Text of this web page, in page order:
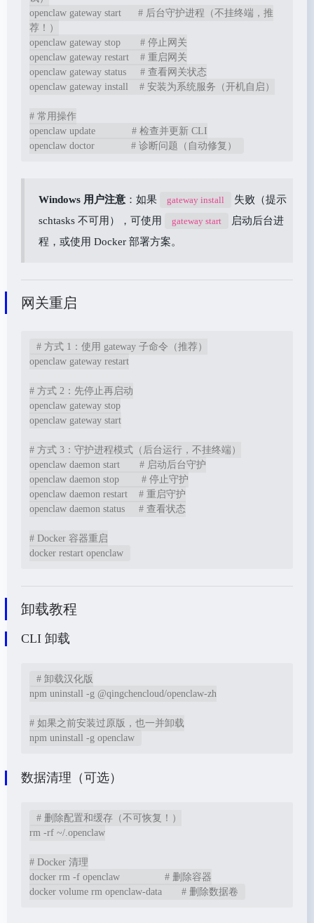
openclaw gateway start      # 后台守护进程（不挂终端，推
荐！）
openclaw gateway stop       # 停止网关
openclaw gateway restart    # 重启网关
openclaw gateway status     # 查看网关状态
openclaw gateway install    # 安装为系统服务（开机自启）
# 常用操作
openclaw update             # 检查并更新 CLI
Windows 用户注意 ：如果 gateway install
失败（提示
schtasks 不可用），可使用
gateway start
启动后台进
程，或使用 Docker 部署方案。
网关重启
# 方式 1：使用 gateway 子命令（推荐）
openclaw gateway restart
# 方式 2：先停止再启动
openclaw gateway stop
openclaw gateway start
# 方式 3：守护进程模式（后台运行，不挂终端）
openclaw daemon start       # 启动后台守护
openclaw daemon stop        # 停止守护
openclaw daemon restart    # 重启守护
openclaw daemon status     # 查看状态
# Docker 容器重启
docker restart openclaw
卸载教程
CLI 卸载
# 卸载汉化版
npm uninstall -g @qingchencloud/openclaw-zh
# 如果之前安装过原版，也一并卸载
npm uninstall -g openclaw
数据清理（可选）
# 删除配置和缓存（不可恢复！）
rm -rf ~/.openclaw
# Docker 清理
docker rm -f openclaw                # 删除容器
docker volume rm openclaw-data       # 删除数据卷